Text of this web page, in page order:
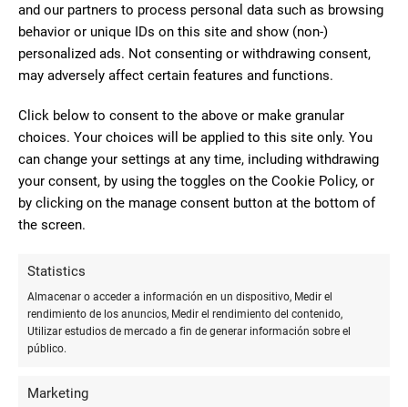
and our partners to process personal data such as browsing
behavior or unique IDs on this site and show (non-)
personalized ads. Not consenting or withdrawing consent,
may adversely affect certain features and functions.
Click below to consent to the above or make granular
choices. Your choices will be applied to this site only. You
can change your settings at any time, including withdrawing
your consent, by using the toggles on the Cookie Policy, or
by clicking on the manage consent button at the bottom of
the screen.
Statistics
Almacenar o acceder a información en un dispositivo, Medir el
rendimiento de los anuncios, Medir el rendimiento del contenido,
Utilizar estudios de mercado a fin de generar información sobre el
público.
Marketing
sobre esto antes de hacer el pedido para asegurarnos. Dinero
perdido. Hace tiempo pedimos otras que si funcionaron bien.
R R
Lamentablemente, mi experiencia
en la imprenta REPROTEL ha sido
negativa. Antes de dirigirme a su
establecimiento, decidí llamar para
confirmar si tenían disponibles las tapas para encuadernar
pesar de asegurarme por teléfono, cuando llegué a la
imprenta, resultó que las que tenían eran otras, de bajísima
calidad. Ni una disculpa. Este error me causó una gran
inconveniencia, ya que había invertido tiempo y esfuerzo en
proporcionada por su personal. Además, cuando pregunté si